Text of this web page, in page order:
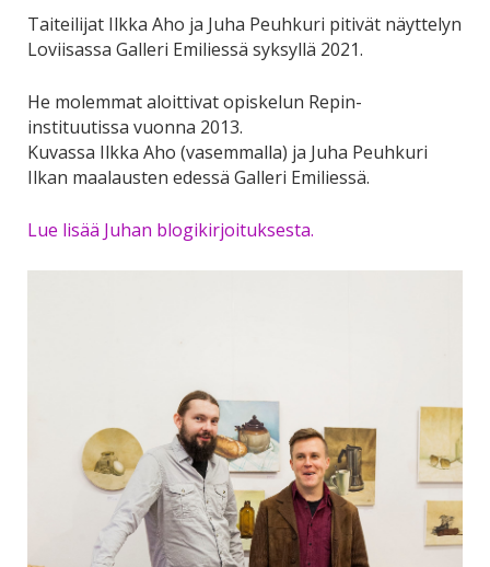
Taiteilijat Ilkka Aho ja Juha Peuhkuri pitivät näyttelyn
Loviisassa Galleri Emiliessä syksyllä 2021.
He molemmat aloittivat opiskelun Repin-
instituutissa vuonna 2013.
Kuvassa Ilkka Aho (vasemmalla) ja Juha Peuhkuri
Ilkan maalausten edessä Galleri Emiliessä.
Lue lisää Juhan blogikirjoituksesta.